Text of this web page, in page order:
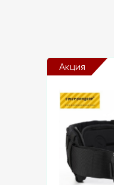
Акция